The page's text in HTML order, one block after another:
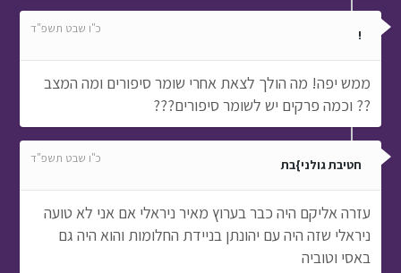
! כ"ו שבט תשפ"ד
ממש יפה! מה הולך לצאת אחרי שומר סיפורים ומה המצב
?? וכמה פרקים יש לשומר סיפורים???
חטיבת גולני}בת כ"ו שבט תשפ"ד
עזרה אליקם היה כבר בערוץ מאיר ניראלי אם אני לא טועה
ניראלי שזה היה עם יהונתן בניידת החלומות והוא היה גם
באסי וטוביה